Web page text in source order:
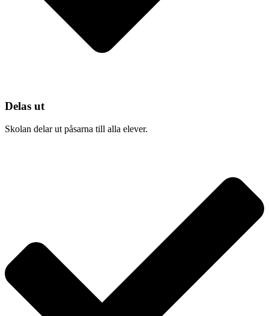
Delas ut
Skolan delar ut påsarna till alla elever.